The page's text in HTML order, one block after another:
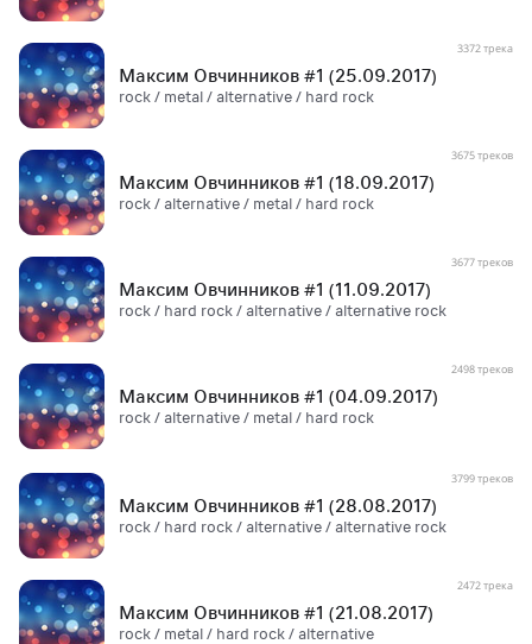
Максим Овчинников #1 (25.09.2017)
rock / metal / alternative / hard rock
3372 трека
Максим Овчинников #1 (18.09.2017)
rock / alternative / metal / hard rock
3675 треков
Максим Овчинников #1 (11.09.2017)
rock / hard rock / alternative / alternative rock
3677 треков
Максим Овчинников #1 (04.09.2017)
rock / alternative / metal / hard rock
2498 треков
Максим Овчинников #1 (28.08.2017)
rock / hard rock / alternative / alternative rock
3799 треков
Максим Овчинников #1 (21.08.2017)
rock / metal / hard rock / alternative
2472 трека